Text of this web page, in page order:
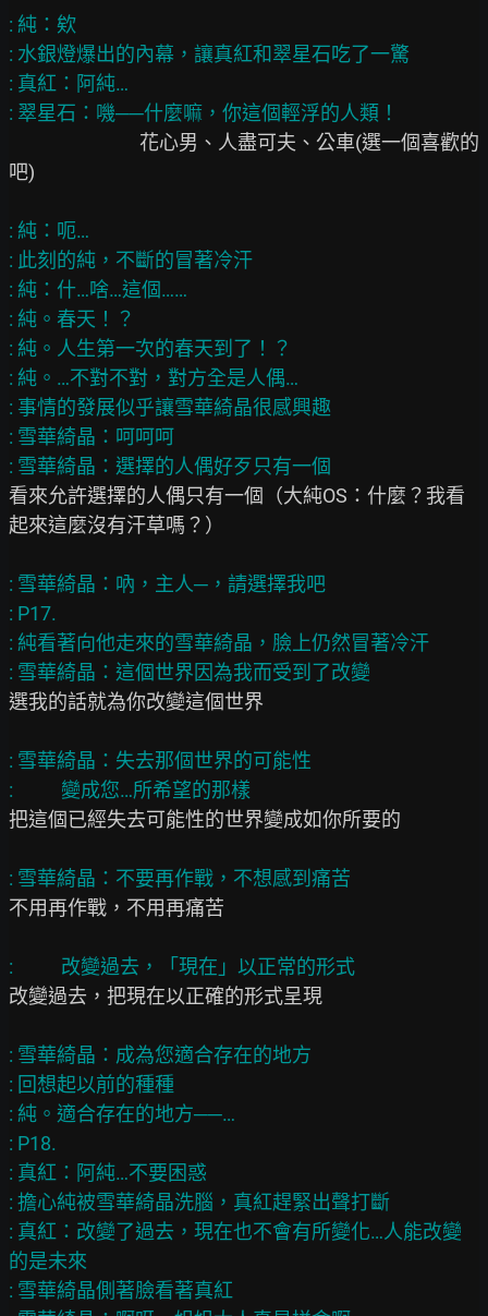
: 純：欸
: 水銀燈爆出的內幕，讓真紅和翠星石吃了一驚
: 真紅：阿純…
吧)
: 純：呃…
: 此刻的純，不斷的冒著冷汗
: 純：什…啥…這個……
: 純。春天！？
: 純。人生第一次的春天到了！？
: 純。…不對不對，對方全是人偶…
: 事情的發展似乎讓雪華綺晶很感興趣
: 雪華綺晶：呵呵呵
看來允許選擇的人偶只有一個（大純OS：什麼？我看
起來這麼沒有汗草嗎？）
: 雪華綺晶：吶，主人─，請選擇我吧
: P17.
: 純看著向他走來的雪華綺晶，臉上仍然冒著冷汗
選我的話就為你改變這個世界
: 雪華綺晶：失去那個世界的可能性
把這個已經失去可能性的世界變成如你所要的
不用再作戰，不用再痛苦
改變過去，把現在以正確的形式呈現
: 雪華綺晶：成為您適合存在的地方
: 回想起以前的種種
: 純。適合存在的地方──…
: P18.
: 真紅：阿純…不要困惑
: 擔心純被雪華綺晶洗腦，真紅趕緊出聲打斷
: 真紅：改變了過去，現在也不會有所變化…人能改變
的是未來
: 雪華綺晶側著臉看著真紅